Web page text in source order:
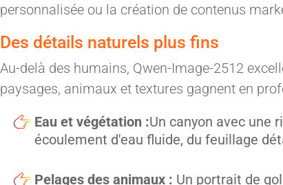
personnalisée ou la création de contenus
Des détails naturels plus fins
Au-delà des humains, Qwen-Image-2512
paysages, animaux et textures gagnent en
Eau et végétation :Un canyon avec une
écoulement d'eau fluide, du feuillage
Pelages des animaux : Un portrait de